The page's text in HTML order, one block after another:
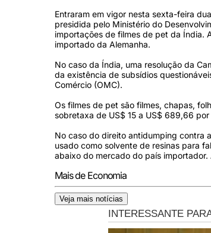
Entraram em vigor nesta sexta-feira
presidida pelo Ministério do
importações de filmes de pet da Índia.
importado da Alemanha.
No caso da Índia, uma resolução da
da existência de subsídios
Comércio (OMC).
Os filmes de pet são filmes, chapas,
sobretaxa de US$ 15 a US$ 689,66
No caso do direito antidumping contra
usado como solvente de resinas para
abaixo do mercado do país
Mais de Economia
Veja mais notícias